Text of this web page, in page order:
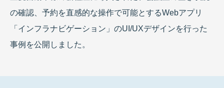
の確認、予約を直感的な操作で可能とするWebアプリ
「インフラナビゲーション」のUI/UXデザインを行った
事例を公開しました。